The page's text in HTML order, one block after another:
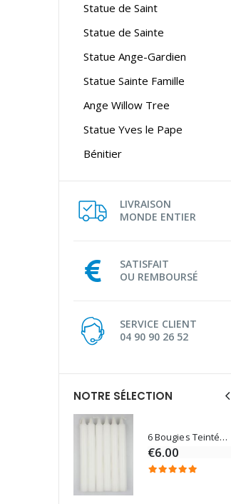
Statue de Saint
Statue de Sainte
Statue Ange-Gardien
Statue Sainte Famille
Ange Willow Tree
Statue Yves le Pape
Bénitier
LIVRAISON
MONDE ENTIER
SATISFAIT
OU REMBOURSÉ
SERVICE CLIENT
04 90 90 26 52
NOTRE SÉLECTION
6 Bougies Teintées Masse Couleur Blanche
€6.00